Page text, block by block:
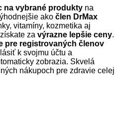
na vybrané produkty na
ako člen DrMax
vitamíny, kozmetika aj
za výrazne lepšie ceny.
pre registrovaných členov
k svojmu účtu a
zobrazia. Skvelá
nákupoch pre zdravie celej